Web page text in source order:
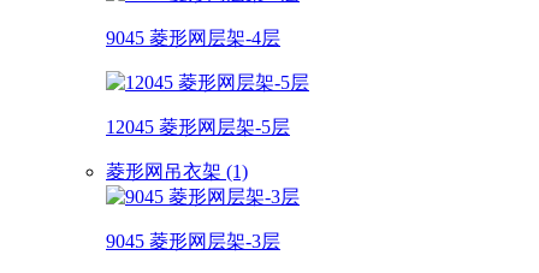
9045 菱形网层架-4层
12045 菱形网层架-5层
菱形网吊衣架 (1)
9045 菱形网层架-3层